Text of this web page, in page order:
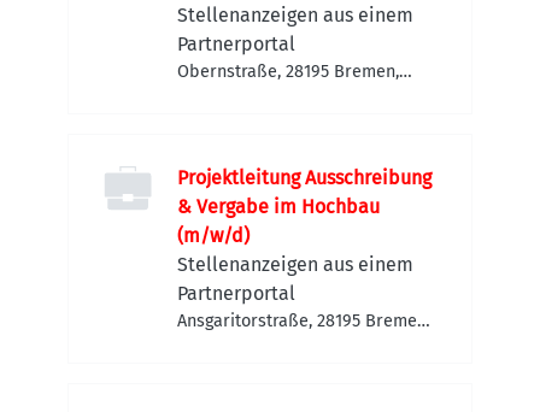
Stellenanzeigen aus einem
Partnerportal
Obernstraße, 28195 Bremen,
Projektleitung Ausschreibung
& Vergabe im Hochbau
(m/w/d)
Stellenanzeigen aus einem
Partnerportal
Ansgaritorstraße, 28195 Bremen,